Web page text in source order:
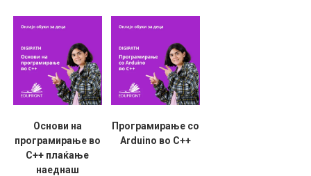
Основи на
програмирање во
C++ плаќање
наеднаш
Програмирање со
Arduino во C++